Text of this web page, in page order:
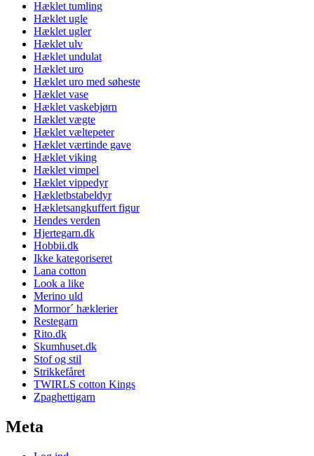
Hæklet tumling
Hæklet ugle
Hæklet ugler
Hæklet ulv
Hæklet undulat
Hæklet uro
Hæklet uro med søheste
Hæklet vase
Hæklet vaskebjørn
Hæklet vægte
Hæklet væltepeter
Hæklet værtinde gave
Hæklet viking
Hæklet vimpel
Hæklet vippedyr
Hækletbstabeldyr
Hækletsangkuffert figur
Hendes verden
Hjertegarn.dk
Hobbii.dk
Ikke kategoriseret
Lana cotton
Look a like
Merino uld
Mormor´ hæklerier
Restegarn
Rito.dk
Skumhuset.dk
Stof og stil
Strikkefåret
TWIRLS cotton Kings
️Zpaghettigarn
Meta